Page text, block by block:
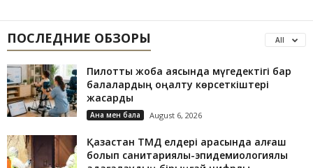
ПОСЛЕДНИЕ ОБЗОРЫ All
Пилоттық жоба аясында мүгедектігі бар
балалардың оңалту көрсеткіштері
жақсарды
Ана мен бала August 6, 2026
Қазақстан ТМД елдері арасында алғаш
болып санитариялық-эпидемиологиялық